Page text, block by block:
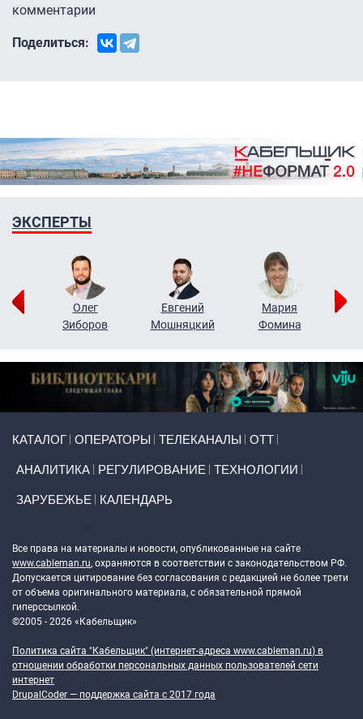
комментарии
Поделиться:
ЭКСПЕРТЫ
Олег
Зиборов
Евгений
Мошняцкий
Мария
Фомина
КАТАЛОГ ОПЕРАТОРЫ ТЕЛЕКАНАЛЫ ОТТ
АНАЛИТИКА РЕГУЛИРОВАНИЕ ТЕХНОЛОГИИ
ЗАРУБЕЖЬЕ КАЛЕНДАРЬ
Все права на материалы и новости, опубликованные на сайте
www.cableman.ru, охраняются в соответствии с законодательством РФ.
Допускается цитирование без согласования с редакцией не более трети
от объема оригинального материала, с обязательной прямой
гиперссылкой.
©2005 - 2026 «Кабельщик»
Политика сайта "Кабельщик" (интернет-адреса www.cableman.ru) в
отношении обработки персональных данных пользователей сети
интернет
DrupalCoder — поддержка сайта c 2017 года